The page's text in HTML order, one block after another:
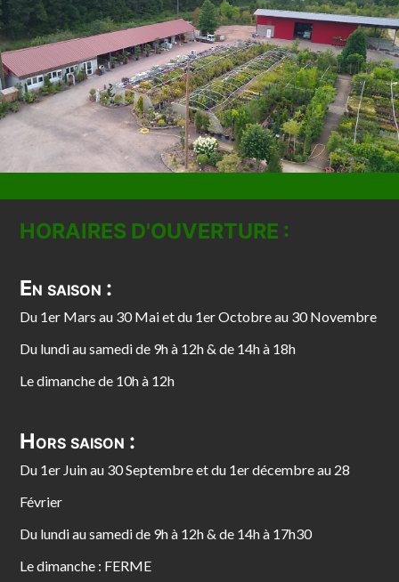
HORAIRES D'OUVERTURE :
En saison :
Du 1er Mars au 30 Mai et du 1er Octobre au 30 Novembre
Du lundi au samedi de 9h à 12h & de 14h à 18h
Le dimanche de 10h à 12h
Hors saison :
Du 1er Juin au 30 Septembre et du 1er décembre au 28
Février
Du lundi au samedi de 9h à 12h & de 14h à 17h30
Le dimanche : FERME